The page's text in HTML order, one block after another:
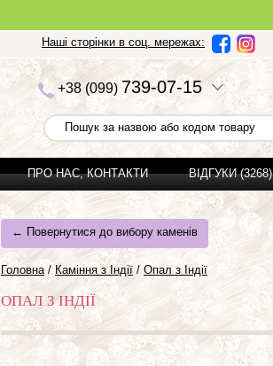
Наші сторінки в соц. мережах:
+38 (099)739-07-15
ПРО НАС, КОНТАКТИ ВІДГУКИ (3268)
← Повернутися до вибору каменів
Головна / Камiння з Індії / Опал з Індії
ОПАЛ З ІНДІЇ